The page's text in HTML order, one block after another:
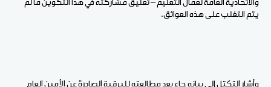
والاتحادية العامة لعمال التعليم – تعليق مشاركته في هذا التكوين ما لم
يتم التغلب على هذه العوائق.
وأشار التكتل إلى بيانه جاء بعد مطالعته للبرقية الصادرة عن الأمين العام